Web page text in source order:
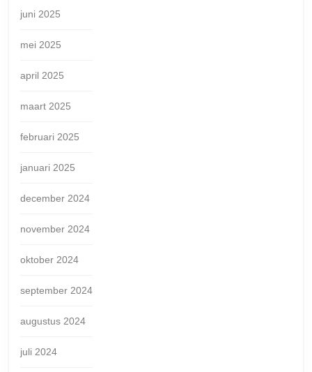
juni 2025
mei 2025
april 2025
maart 2025
februari 2025
januari 2025
december 2024
november 2024
oktober 2024
september 2024
augustus 2024
juli 2024